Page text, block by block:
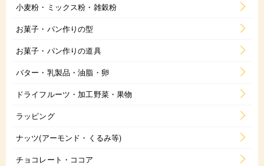
小麦粉・ミックス粉・雑穀粉
お菓子・パン作りの型
お菓子・パン作りの道具
バター・乳製品・油脂・卵
ドライフルーツ・加工野菜・果物
ラッピング
ナッツ(アーモンド・くるみ等)
チョコレート・ココア